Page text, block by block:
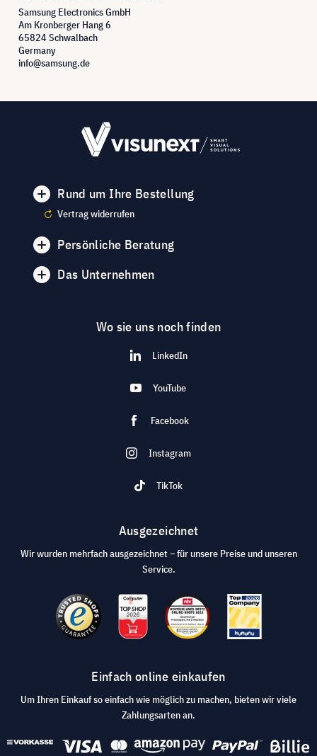
Samsung Electronics GmbH
Am Kronberger Hang 6
65824 Schwalbach
Germany
info@samsung.de
Rund um Ihre Bestellung
Vertrag widerrufen
Persönliche Beratung
Das Unternehmen
Wo sie uns noch finden
LinkedIn
YouTube
Facebook
Instagram
TikTok
Ausgezeichnet
Wir wurden mehrfach ausgezeichnet – für unsere Preise und unseren
Service.
Einfach online einkaufen
Um Ihren Einkauf so einfach wie möglich zu machen, bieten wir viele
Zahlungsarten an.